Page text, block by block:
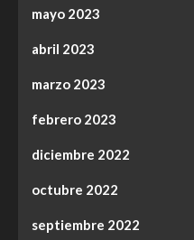
mayo 2023
abril 2023
marzo 2023
febrero 2023
diciembre 2022
octubre 2022
septiembre 2022